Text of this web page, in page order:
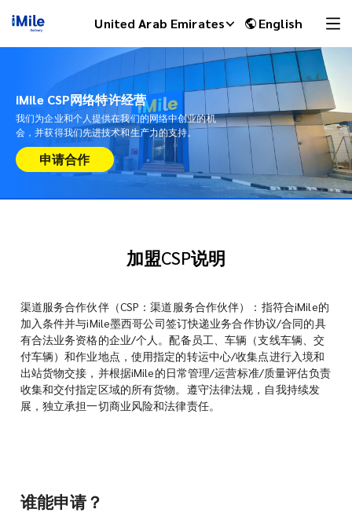
United Arab Emirates English
iMile CSP网络特许经营
我们为企业和个人提供在我们的网络中创业的机
会，并获得我们先进技术和生产力的支持。
申请合作
加盟CSP说明
渠道服务合作伙伴（CSP：渠道服务合作伙伴）：指符合iMile的
加入条件并与iMile墨西哥公司签订快递业务合作协议/合同的具
有合法业务资格的企业/个人。配备员工、车辆（支线车辆、交
付车辆）和作业地点，使用指定的转运中心/收集点进行入境和
出站货物交接，并根据iMile的日常管理/运营标准/质量评估负责
收集和交付指定区域的所有货物。遵守法律法规，自我持续发
展，独立承担一切商业风险和法律责任。
谁能申请？